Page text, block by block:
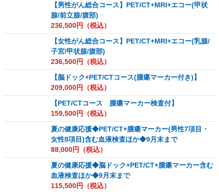
【男性がん総合コース】PET/CT+MRI+エコー(甲状
腺/前立腺/腹部)
236,500円（税込）
【女性がん総合コース】PET/CT+MRI+エコー(乳腺/
子宮/甲状腺/腹部)
236,500円（税込）
【脳ドック+PET/CTコース(腫瘍マーカー付き)】
209,000円（税込）
【PET/CTコース 腫瘍マーカー検査付】
159,500円（税込）
夏の健康応援◆PET/CT+腫瘍マーカー(男性7項目・
女性8項目)含む血液検査ほか◆9月末まで
88,000円（税込）
夏の健康応援◆脳ドック+PET/CT+腫瘍マーカー含む
血液検査ほか◆9月末まで
115,500円（税込）